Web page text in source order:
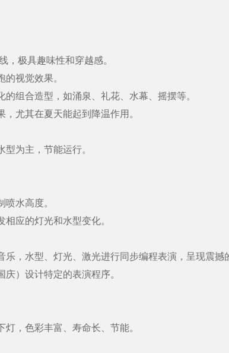
极具趣味性和穿越感。
视觉效果。
组合造型，如涌泉、礼花、水幕、摇摆等。
尤其在夏天能起到降温作用。
为主，节能运行。
水高度。
应的灯光和水型变化。
水型、灯光、激光进行同步编程表演，呈现震撼
）设计特定的表演程序。
，色彩丰富、寿命长、节能。